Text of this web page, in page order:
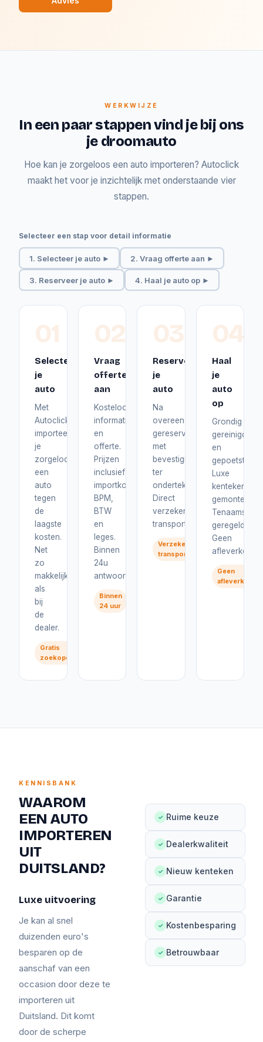
WERKWIJZE
In een paar stappen vind je bij ons
je droomauto
Hoe kan je zorgeloos een auto importeren? Autoclick
maakt het voor je inzichtelijk met onderstaande vier
stappen.
Selecteer een stap voor detail informatie
1. Selecteer je auto ► 2. Vraag offerte aan ►
3. Reserveer je auto ► 4. Haal je auto op ►
01
Selecteer
je
auto
Met
Autoclick
importeer
je
zorgeloos
een
auto
tegen
de
laagste
kosten.
Net
zo
makkelijk
als
bij
de
dealer.
Gratis
zoekopdracht
02
Vraag
offerte
aan
Kosteloos
informatie
en
offerte.
Prijzen
inclusief
importkosten,
BPM,
BTW
en
leges.
Binnen
24u
antwoord.
Binnen
24 uur
03
Reserveer
je
auto
Na
overeenstemming
gereserveerd
met
bevestiging
ter
ondertekening.
Direct
verzekerd
transport.
Verzekerd
transport
04
Haal
je
auto
op
Grondig
gereinigd
en
gepoetst.
Luxe
gemonteerd.
geregeld.
Geen
Geen
afleverkosten
KENNISBANK
WAAROM
EEN AUTO
IMPORTEREN
UIT
DUITSLAND?
Luxe uitvoering
Je kan al snel
duizenden euro's
besparen op de
aanschaf van een
occasion door deze te
importeren uit
Duitsland. Dit komt
door de scherpe
✓ Ruime keuze
✓ Dealerkwaliteit
✓ Nieuw kenteken
✓ Garantie
✓ Kostenbesparing
✓ Betrouwbaar